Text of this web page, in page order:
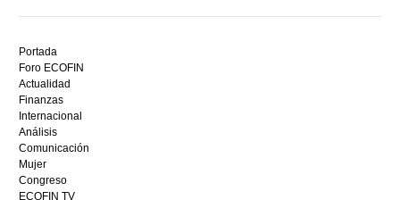
mejor
bono
sin
depósito
casino
en
España,
visita
este
Portada
Foro ECOFIN
Actualidad
Finanzas
Internacional
Análisis
Comunicación
Mujer
Congreso
ECOFIN TV